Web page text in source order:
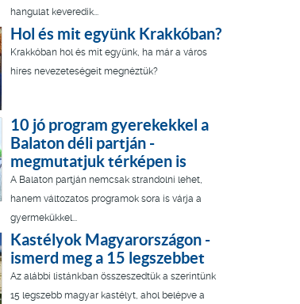
hangulat keveredik...
Hol és mit együnk Krakkóban?
Krakkóban hol és mit együnk, ha már a város
híres nevezeteségeit megnéztük?
10 jó program gyerekekkel a
Balaton déli partján -
megmutatjuk térképen is
A Balaton partján nemcsak strandolni lehet,
hanem változatos programok sora is várja a
gyermekükkel...
Kastélyok Magyarországon -
ismerd meg a 15 legszebbet
Az alábbi listánkban összeszedtük a szerintünk
15 legszebb magyar kastélyt, ahol belépve a